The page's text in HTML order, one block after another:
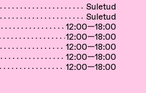
Suletud
Suletud
12:00—18:00
12:00—18:00
12:00—18:00
12:00—18:00
12:00—18:00